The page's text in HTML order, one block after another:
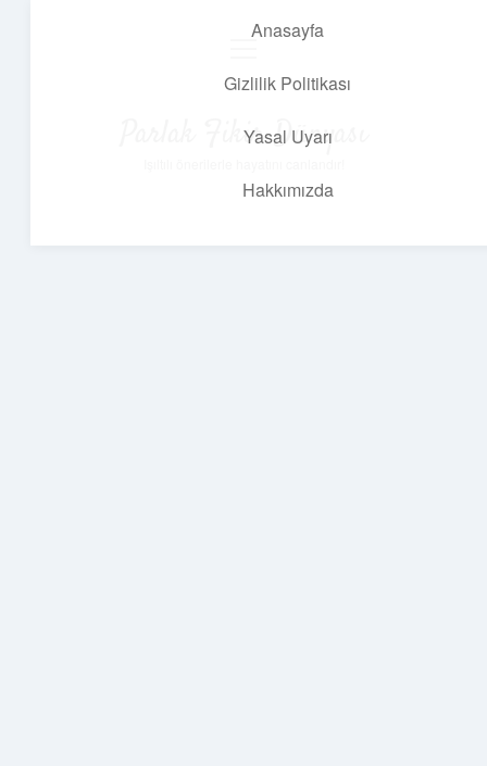
Anasayfa
Gizlilik Politikası
Yasal Uyarı
Hakkımızda
Parlak Fikir Dünyası